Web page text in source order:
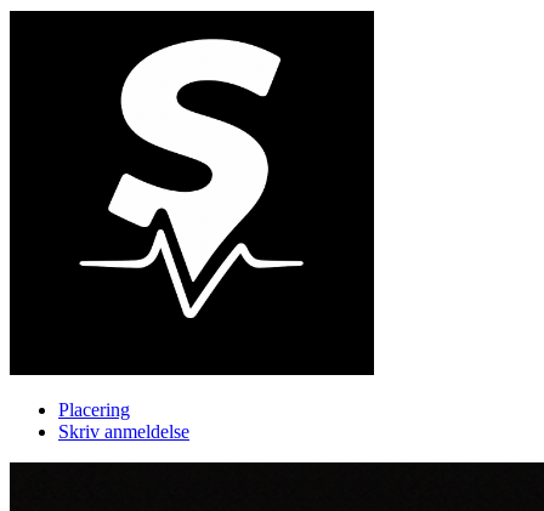
Placering
Skriv anmeldelse